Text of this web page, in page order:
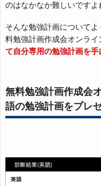
のはなかなか難しいですよ
そんな勉強計画について
料勉強計画作成会オンライ
て自分専用の勉強計画を手
無料勉強計画作成会
語の勉強計画をプレ